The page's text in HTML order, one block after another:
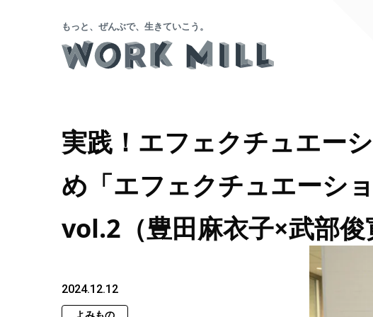
もっと、ぜんぶで、生きていこう。
実践！エフェクチュエー
め「エフェクチュエーシ
vol.2（豊田麻衣子×武部
2024.12.12
よみもの